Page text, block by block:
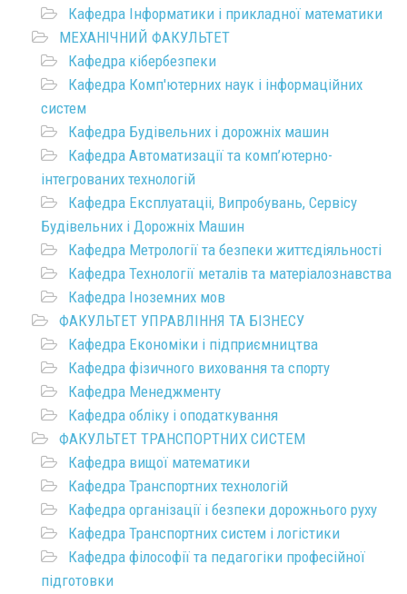
Кафедра Інформатики і прикладної математики
МЕХАНІЧНИЙ ФАКУЛЬТЕТ
Кафедра кібербезпеки
Кафедра Комп'ютерних наук і інформаційних
систем
Кафедра Будівельних і дорожніх машин
Кафедра Автоматизації та комп’ютерно-
інтегрованих технологій
Кафедра Експлуатаціі, Випробувань, Сервісу
Будівельних і Дорожніх Машин
Кафедра Метрології та безпеки життєдіяльності
Кафедра Технології металів та матеріалознавства
Кафедра Іноземних мов
ФАКУЛЬТЕТ УПРАВЛІННЯ ТА БІЗНЕСУ
Кафедра Економіки і підприємництва
Кафедра фізичного виховання та спорту
Кафедра Менеджменту
Кафедра обліку і оподаткування
ФАКУЛЬТЕТ ТРАНСПОРТНИХ СИСТЕМ
Кафедра вищої математики
Кафедра Транспортних технологій
Кафедра організації і безпеки дорожнього руху
Кафедра Транспортних систем і логістики
Кафедра філософії та педагогіки професійної
підготовки